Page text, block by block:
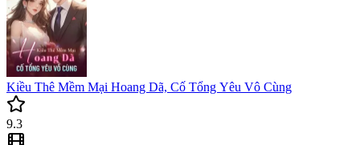
Kiều Thê Mềm Mại Hoang Dã, Cố Tổng Yêu Vô Cùng
9.3